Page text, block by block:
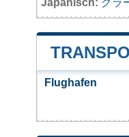
Japanisch: グラ
Flughafen